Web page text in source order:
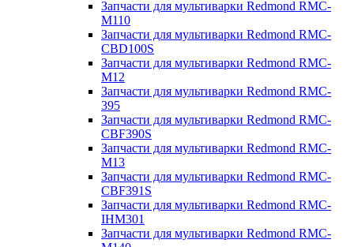
Запчасти для мультиварки Redmond RMC-
M110
Запчасти для мультиварки Redmond RMC-
CBD100S
Запчасти для мультиварки Redmond RMC-
M12
Запчасти для мультиварки Redmond RMC-
395
Запчасти для мультиварки Redmond RMC-
CBF390S
Запчасти для мультиварки Redmond RMC-
M13
Запчасти для мультиварки Redmond RMC-
CBF391S
Запчасти для мультиварки Redmond RMC-
IHM301
Запчасти для мультиварки Redmond RMC-